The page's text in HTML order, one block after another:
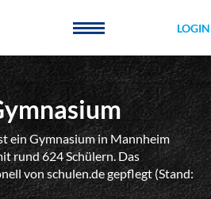
LOGIN
ein Gymnasium in Mannheim
rund 624 Schülern. Das
von schulen.de gepflegt (Stand: